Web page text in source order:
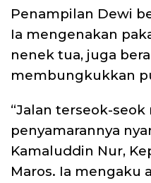
Penampilan Dewi
Ia mengenakan
nenek tua, juga
membungkukkan
“Jalan terseok-
penyamarannya
Kamaluddin Nur,
Maros. Ia mengaku